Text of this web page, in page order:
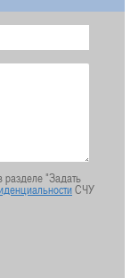
разделе "Задать
СЧУ